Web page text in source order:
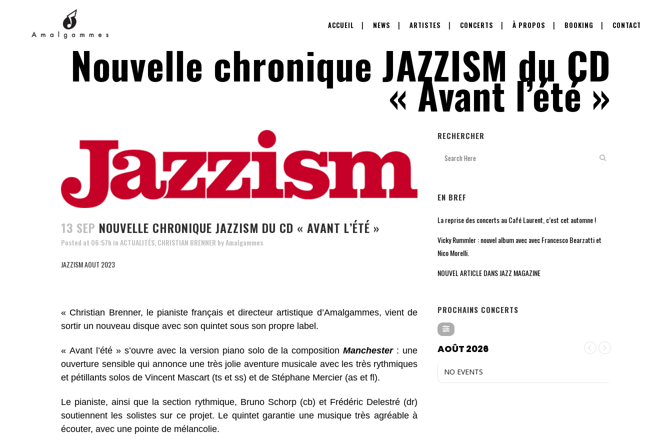
ACCUEIL NEWS ARTISTES CONCERTS À PROPOS BOOKING CONTACT
Nouvelle chronique JAZZISM du CD
« Avant l’été »
13 SEP NOUVELLE CHRONIQUE JAZZISM DU CD « AVANT L’ÉTÉ »
Posted at 06:57h inACTUALITÉS CHRISTIAN BRENNER byAmalgammes
JAZZISM AOUT 2023
« Christian Brenner, le pianiste français et directeur artistique d’Amalgammes, vient de
sortir un nouveau disque avec son quintet sous son propre label.
« Avant l’été » s’ouvre avec la version piano solo de la compositionManchester: une
ouverture sensible qui annonce une très jolie aventure musicale avec les très rythmiques
et pétillants solos de Vincent Mascart (ts et ss) et de Stéphane Mercier (as et fl).
Le pianiste, ainsi que la section rythmique, Bruno Schorp (cb) et Frédéric Delestré (dr)
soutiennent les solistes sur ce projet. Le quintet garantie une musique très agréable à
écouter, avec une pointe de mélancolie.
RECHERCHER
EN BREF
La reprise des concerts au Café Laurent, c’est cet automne !
Vicky Rummler : nouvel album avec avec Francesco Bearzatti et
Nico Morelli.
NOUVEL ARTICLE DANS JAZZ MAGAZINE
PROCHAINS CONCERTS
AOÛT 2026
NO EVENTS